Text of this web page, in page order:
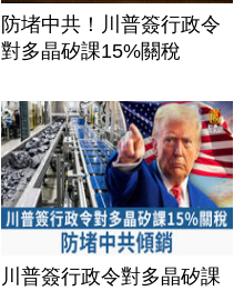
防堵中共！川普簽行政令
對多晶矽課15%關稅
川普簽行政令對多晶矽課